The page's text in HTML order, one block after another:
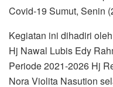
Covid-19 Sumut, Senin
Kegiatan ini dihadiri
Hj Nawal Lubis Edy
Periode 2021-2026 Hj
Nora Violita Nasution